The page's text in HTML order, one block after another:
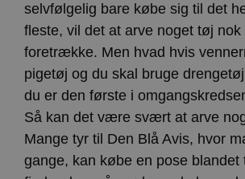
selvfølgelig bare købe sig til det
fleste, vil det at arve noget tøj
foretrække. Men hvad hvis
pigetøj og du skal bruge
du er den første i
Så kan det være svært at arve
Mange tyr til Den Blå Avis, hvor
gange, kan købe en pose blandet